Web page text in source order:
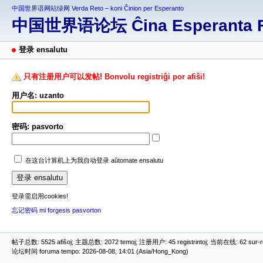
中国世界语网站绿网 Verda Reto – koni Ĉinion per Esperanto
中国世界语论坛 Ĉina Esperanta
登录 ensalutu
只有注册用户可以发帖! Bonvolu registriĝi por afiŝi!
用户名: uzanto
密码: pasvorto
在这台计算机上为我自动登录 aŭtomate ensalutu
登录需启用cookies!
忘记密码 mi forgesis pasvorton
帖子总数: 5525 afiŝoj; 主题总数: 2072 temoj; 注册用户: 45 registrintoj; 当前在线: 62
论坛时间 foruma tempo: 2026-08-08, 14:01 (Asia/Hong_Kong)